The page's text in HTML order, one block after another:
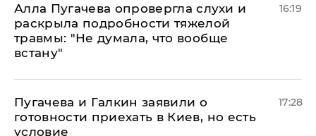
Алла Пугачева опровергла слухи и
раскрыла подробности тяжелой
травмы: "Не думала, что вообще
встану"
16:19
Пугачева и Галкин заявили о
готовности приехать в Киев, но есть
условие
17:28